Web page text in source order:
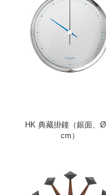
HK 典藏掛鐘（銀面、
cm）